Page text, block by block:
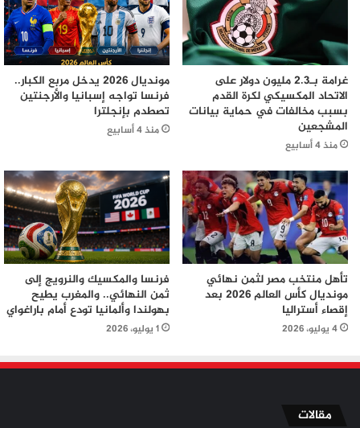
غرامة بـ2.3 مليون دولار على
الاتحاد المكسيكي لكرة القدم
بسبب مخالفات في حماية بيانات
المشجعين
منذ 4 أسابيع
مونديال 2026 يدخل مربع الكبار..
فرنسا تواجه إسبانيا والأرجنتين
تصطدم بإنجلترا
منذ 4 أسابيع
تأهل منتخب مصر لثمن نهائي
مونديال كأس العالم 2026 بعد
إقصاء أستراليا
4 يوليو، 2026
فرنسا والمكسيك والنرويج إلى
ثمن النهائي.. والمغرب يطيح
بهولندا وألمانيا تودع أمام باراغواي
1 يوليو، 2026
مقالات